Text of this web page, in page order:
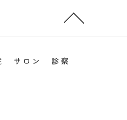
サロン
診察